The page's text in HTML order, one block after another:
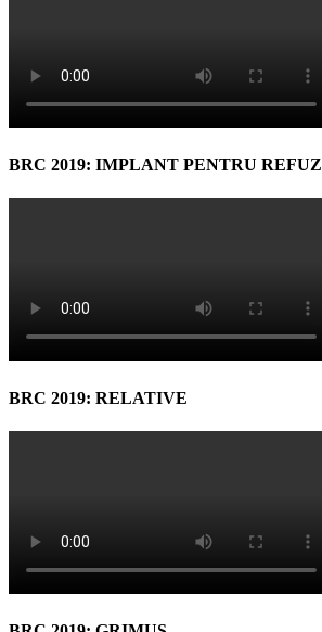
BRC 2019: IMPLANT PENTRU REFUZ
BRC 2019: RELATIVE